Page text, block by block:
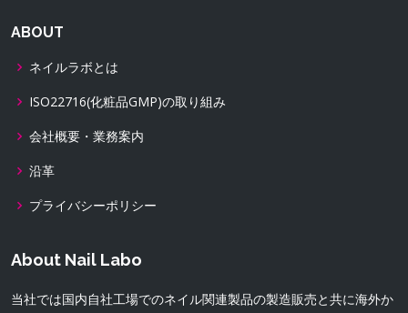
ABOUT
ネイルラボとは
ISO22716(化粧品GMP)の取り組み
会社概要・業務案内
沿革
プライバシーポリシー
About Nail Labo
当社では国内自社工場でのネイル関連製品の製造販売と共に海外か